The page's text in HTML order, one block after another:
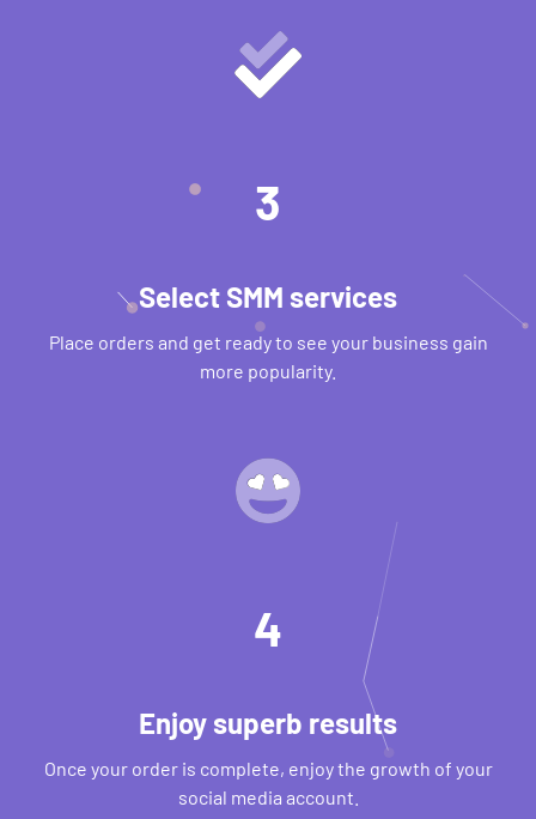
3
Select SMM services
Place orders and get ready to see your business gain
more popularity.
4
Enjoy superb results
Once your order is complete, enjoy the growth of your
social media account.